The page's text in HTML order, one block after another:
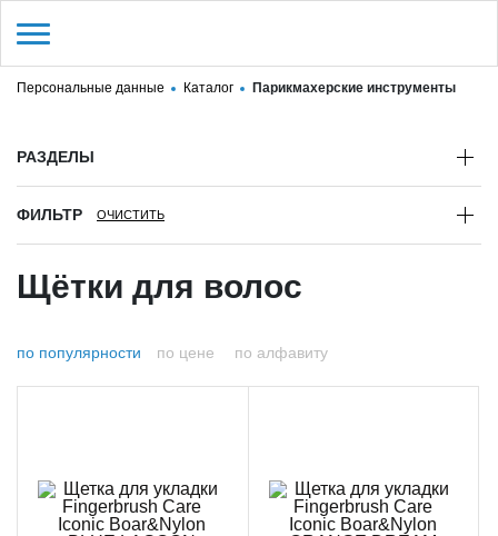
КОНТАКТЫ
ПОЛИТИКА КОНФИДЕНЦИАЛЬНОСТИ
Персональные данные Каталог Парикмахерские инструменты
РАЗДЕЛЫ
ФИЛЬТР
Щётки для волос
по популярности по цене по алфавиту